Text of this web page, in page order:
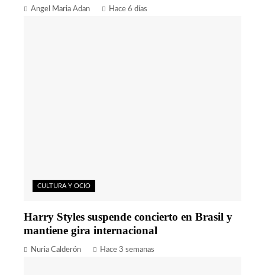
Angel Maria Adan Hace 6 días
CULTURA Y OCIO
Harry Styles suspende concierto en Brasil y
mantiene gira internacional
Nuria Calderón Hace 3 semanas